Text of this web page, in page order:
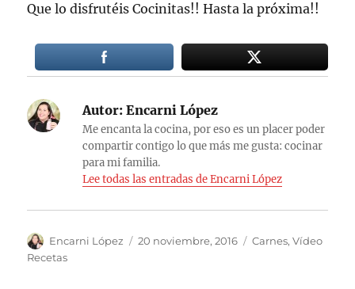
Que lo disfrutéis Cocinitas!! Hasta la próxima!!
Autor: Encarni López
Me encanta la cocina, por eso es un placer poder
compartir contigo lo que más me gusta: cocinar
para mi familia.
Lee todas las entradas de Encarni López
Autor
Encarni López
Publicado
20 noviembre, 2016 Categorías
Carnes,Vídeo
Recetas